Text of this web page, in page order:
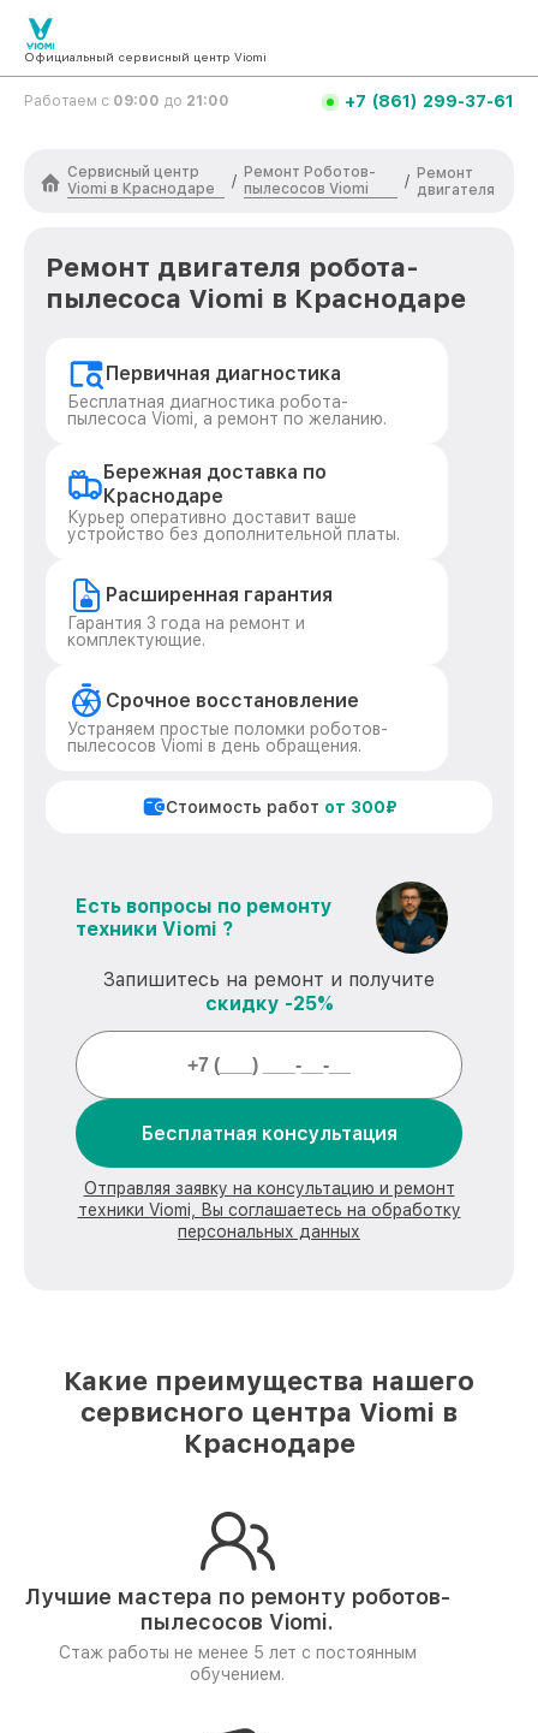
Официальный сервисный центр Viomi
Работаем с 09:00 до 21:00 +7 (861) 299-37-61
Сервисный центр
Viomi в Краснодаре
/
Ремонт Роботов-
пылесосов Viomi
/ Ремонт
двигателя
Ремонт двигателя робота-
пылесоса Viomi в Краснодаре
Первичная диагностика
Бесплатная диагностика робота-
пылесоса Viomi, а ремонт по желанию.
Бережная доставка по
Краснодаре
Курьер оперативно доставит ваше
устройство без дополнительной платы.
Расширенная гарантия
Гарантия 3 года на ремонт и
комплектующие.
Срочное восстановление
Устраняем простые поломки роботов-
пылесосов Viomi в день обращения.
Стоимость работ от 300₽
Есть вопросы по ремонту
техники Viomi ?
Запишитесь на ремонт и получите
скидку -25%
Бесплатная консультация
Отправляя заявку на консультацию и ремонт
техники Viomi, Вы соглашаетесь на обработку
персональных данных
Какие преимущества нашего
сервисного центра Viomi в
Краснодаре
Лучшие мастера по ремонтуроботов-
пылесосов Viomi.
Стаж работы не менее 5 лет с постоянным
обучением.